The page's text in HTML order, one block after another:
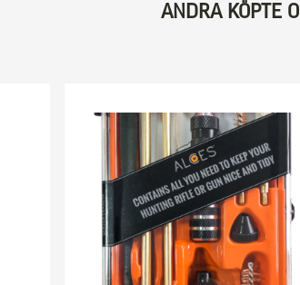
ANDRA KÖPTE